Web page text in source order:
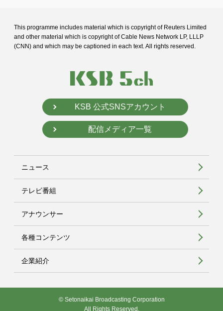
This programme includes material which is copyright of Reuters Limited
and other material which is copyright of Cable News Network LP, LLLP
(CNN) and which may be captioned in each text. All rights reserved.
KSB 公式SNSアカウント
配信メディア一覧
ニュース
テレビ番組
アナウンサー
各種コンテンツ
企業紹介
© Setonaikai Broadcasting Corporation
All Rights Reserved.